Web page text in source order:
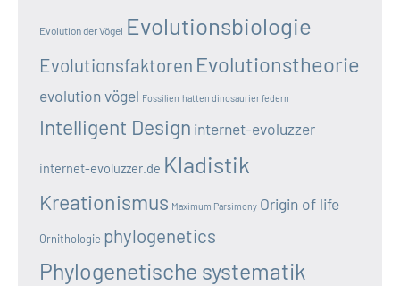
Evolution der Vögel Evolutionsbiologie
Evolutionsfaktoren Evolutionstheorie
evolution vögel Fossilien hatten dinosaurier federn
Intelligent Design internet-evoluzzer
internet-evoluzzer.de Kladistik
Kreationismus Maximum Parsimony Origin of life
Ornithologie phylogenetics
Phylogenetische systematik